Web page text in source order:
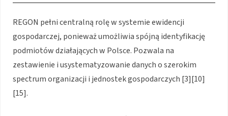
REGON pełni centralną rolę w systemie ewidencji
gospodarczej, ponieważ umożliwia spójną identyfikację
podmiotów działających w Polsce. Pozwala na
zestawienie i usystematyzowanie danych o szerokim
spectrum organizacji i jednostek gospodarczych [3][10]
[15].